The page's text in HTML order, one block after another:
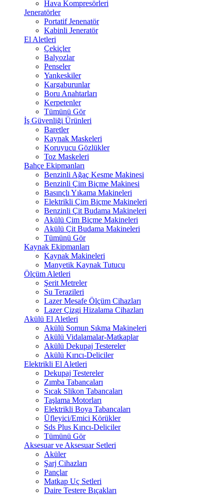
Hava Kompresörleri
Jeneratörler
Portatif Jenenatör
Kabinli Jeneratör
El Aletleri
Çekiçler
Balyozlar
Penseler
Yankeskiler
Kargaburunlar
Boru Anahtarları
Kerpetenler
Tümünü Gör
İş Güvenliği Ürünleri
Baretler
Kaynak Maskeleri
Koruyucu Gözlükler
Toz Maskeleri
Bahçe Ekipmanları
Benzinli Ağaç Kesme Makinesi
Benzinli Çim Biçme Makinesi
Basınçlı Yıkama Makineleri
Elektrikli Çim Biçme Makineleri
Benzinli Çit Budama Makineleri
Akülü Çim Biçme Makineleri
Akülü Çit Budama Makineleri
Tümünü Gör
Kaynak Ekipmanları
Kaynak Makineleri
Manyetik Kaynak Tutucu
Ölçüm Aletleri
Şerit Metreler
Su Terazileri
Lazer Mesafe Ölçüm Cihazları
Lazer Çizgi Hizalama Cihazları
Akülü El Aletleri
Akülü Somun Sıkma Makineleri
Akülü Vidalamalar-Matkaplar
Akülü Dekupaj Testereler
Akülü Kırıcı-Deliciler
Elektrikli El Aletleri
Dekupaj Testereler
Zımba Tabancaları
Sıcak Slikon Tabancaları
Taşlama Motorları
Elektrikli Boya Tabancaları
Üfleyici/Emici Körükler
Sds Plus Kırıcı-Deliciler
Tümünü Gör
Aksesuar ve Aksesuar Setleri
Aküler
Şarj Cihazları
Pançlar
Matkap Uç Setleri
Daire Testere Bıçakları